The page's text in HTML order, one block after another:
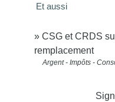
Et aussi
CSG et CRDS
remplacement
Argent - Impôts -